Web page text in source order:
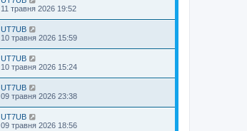
11 травня 2026 19:52
UT7UB
10 травня 2026 15:59
UT7UB
10 травня 2026 15:24
UT7UB
09 травня 2026 23:38
UT7UB
09 травня 2026 18:56